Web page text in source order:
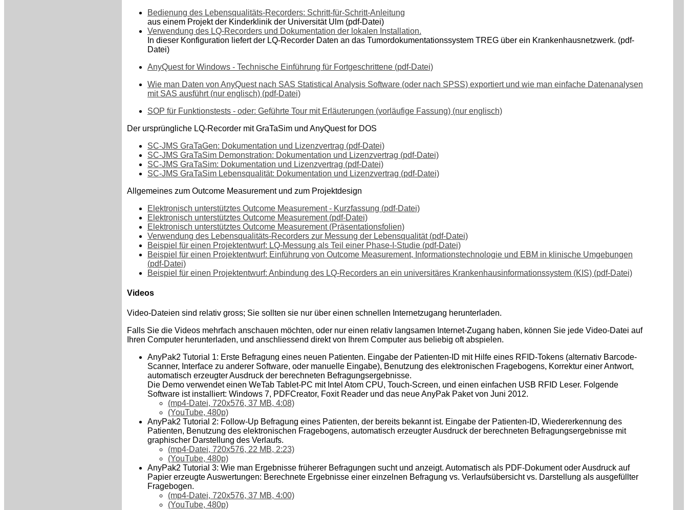
Bedienung des Lebensqualitäts-Recorders: Schritt-für-Schritt-Anleitung
aus einem Projekt der Kinderklinik der Universität Ulm (pdf-Datei)
Verwendung des LQ-Recorders und Dokumentation der lokalen Installation.
In dieser Konfiguration liefert der LQ-Recorder Daten an das Tumordokumentationssystem TREG über ein Krankenhausnetzwerk. (pdf-
Datei)
AnyQuest for Windows - Technische Einführung für Fortgeschrittene (pdf-Datei)
Wie man Daten von AnyQuest nach SAS Statistical Analysis Software (oder nach SPSS) exportiert und wie man einfache Datenanalysen
mit SAS ausführt (nur englisch) (pdf-Datei)
SOP für Funktionstests - oder: Geführte Tour mit Erläuterungen (vorläufige Fassung) (nur englisch)
Der ursprüngliche LQ-Recorder mit GraTaSim und AnyQuest for DOS
SC-JMS GraTaGen: Dokumentation und Lizenzvertrag (pdf-Datei)
SC-JMS GraTaSim Demonstration: Dokumentation und Lizenzvertrag (pdf-Datei)
SC-JMS GraTaSim: Dokumentation und Lizenzvertrag (pdf-Datei)
SC-JMS GraTaSim Lebensqualität: Dokumentation und Lizenzvertrag (pdf-Datei)
Allgemeines zum Outcome Measurement und zum Projektdesign
Elektronisch unterstütztes Outcome Measurement - Kurzfassung (pdf-Datei)
Elektronisch unterstütztes Outcome Measurement (pdf-Datei)
Elektronisch unterstütztes Outcome Measurement (Präsentationsfolien)
Verwendung des Lebensqualitäts-Recorders zur Messung der Lebensqualität (pdf-Datei)
Beispiel für einen Projektentwurf: LQ-Messung als Teil einer Phase-I-Studie (pdf-Datei)
Beispiel für einen Projektentwurf: Einführung von Outcome Measurement, Informationstechnologie und EBM in klinische Umgebungen
(pdf-Datei)
Beispiel für einen Projektentwurf: Anbindung des LQ-Recorders an ein universitäres Krankenhausinformationssystem (KIS) (pdf-Datei)
Videos
Video-Dateien sind relativ gross; Sie sollten sie nur über einen schnellen Internetzugang herunterladen.
Falls Sie die Videos mehrfach anschauen möchten, oder nur einen relativ langsamen Internet-Zugang haben, können Sie jede Video-Datei auf
Ihren Computer herunterladen, und anschliessend direkt von Ihrem Computer aus beliebig oft abspielen.
AnyPak2 Tutorial 1: Erste Befragung eines neuen Patienten. Eingabe der Patienten-ID mit Hilfe eines RFID-Tokens (alternativ Barcode-
Scanner, Interface zu anderer Software, oder manuelle Eingabe), Benutzung des elektronischen Fragebogens, Korrektur einer Antwort,
automatisch erzeugter Ausdruck der berechneten Befragungsergebnisse.
Die Demo verwendet einen WeTab Tablet-PC mit Intel Atom CPU, Touch-Screen, und einen einfachen USB RFID Leser. Folgende
Software ist installiert: Windows 7, PDFCreator, Foxit Reader und das neue AnyPak Paket von Juni 2012.
(mp4-Datei, 720x576, 37 MB, 4:08)
(YouTube, 480p)
AnyPak2 Tutorial 2: Follow-Up Befragung eines Patienten, der bereits bekannt ist. Eingabe der Patienten-ID, Wiedererkennung des
Patienten, Benutzung des elektronischen Fragebogens, automatisch erzeugter Ausdruck der berechneten Befragungsergebnisse mit
graphischer Darstellung des Verlaufs.
(mp4-Datei, 720x576, 22 MB, 2:23)
(YouTube, 480p)
AnyPak2 Tutorial 3: Wie man Ergebnisse früherer Befragungen sucht und anzeigt. Automatisch als PDF-Dokument oder Ausdruck auf
Papier erzeugte Auswertungen: Berechnete Ergebnisse einer einzelnen Befragung vs. Verlaufsübersicht vs. Darstellung als ausgefüllter
Fragebogen.
(mp4-Datei, 720x576, 37 MB, 4:00)
(YouTube, 480p)